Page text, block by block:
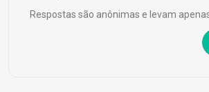
Respostas são anônimas e levam